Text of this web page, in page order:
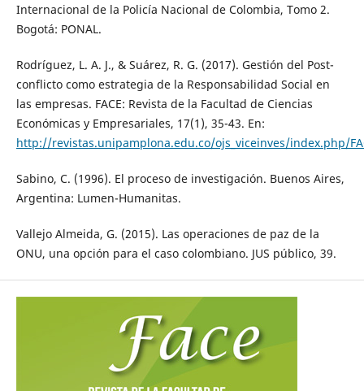
Internacional de la Policía Nacional de Colombia, Tomo 2.
Bogotá: PONAL.
Rodríguez, L. A. J., & Suárez, R. G. (2017). Gestión del Post-
conflicto como estrategia de la Responsabilidad Social en
las empresas. FACE: Revista de la Facultad de Ciencias
Económicas y Empresariales, 17(1), 35-43. En:
http://revistas.unipamplona.edu.co/ojs_viceinves/index.php/
Sabino, C. (1996). El proceso de investigación. Buenos Aires,
Argentina: Lumen-Humanitas.
Vallejo Almeida, G. (2015). Las operaciones de paz de la
ONU, una opción para el caso colombiano. JUS público, 39.